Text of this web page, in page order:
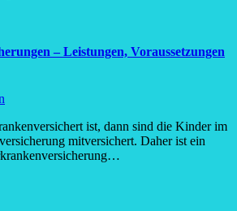
– Leistungen, Voraussetzungen
ist, dann sind die Kinder im
mitversichert. Daher ist ein